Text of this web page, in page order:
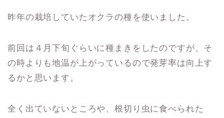
昨年の栽培していたオクラの種を使いました。
前回は４月下旬ぐらいに種まきをしたのですが、そ
の時よりも地温が上がっているので発芽率は向上す
るかと思います。
全く出ていないところや、根切り虫に食べられた